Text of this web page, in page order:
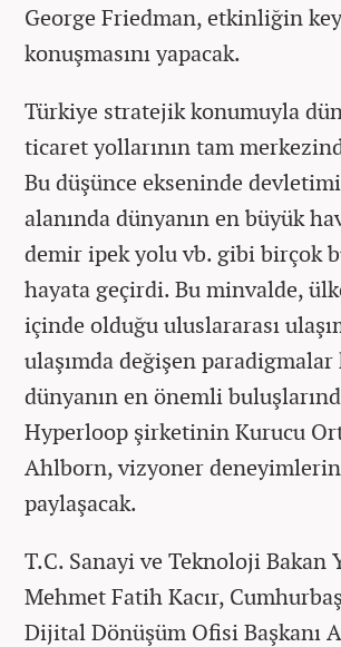
George Friedman, etkinliğin
konuşmasını yapacak.
Türkiye stratejik konumuyla
ticaret yollarının tam
Bu düşünce ekseninde
alanında dünyanın en büyük
demir ipek yolu vb. gibi birçok
hayata geçirdi. Bu minvalde,
içinde olduğu uluslararası
ulaşımda değişen
dünyanın en önemli
Hyperloop şirketinin Kurucu
Ahlborn, vizyoner
paylaşacak.
T.C. Sanayi ve Teknoloji Bakan
Mehmet Fatih Kacır,
Dijital Dönüşüm Ofisi Başkanı